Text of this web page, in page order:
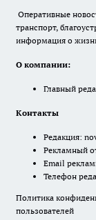
Оперативные
транспорт,
информация о
О компании:
Главный
Контакты
Редакция:
Рекламный
Email
Телефон
Политика
пользователей